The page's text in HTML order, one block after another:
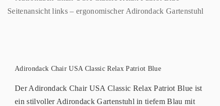
Adirondack Chair USA Classic Relax Patriot Blue
Der Adirondack Chair USA Classic Relax Patriot Blue ist
ein stilvoller Adirondack Gartenstuhl in tiefem Blau mit